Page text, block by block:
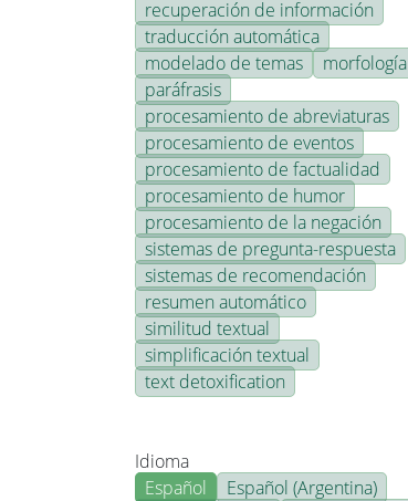
recuperación de información
traducción automática
modelado de temas
morfología
paráfrasis
procesamiento de abreviaturas
procesamiento de eventos
procesamiento de factualidad
procesamiento de humor
procesamiento de la negación
sistemas de pregunta-respuesta
sistemas de recomendación
resumen automático
similitud textual
simplificación textual
text detoxification
Idioma
Español
Español (Argentina)